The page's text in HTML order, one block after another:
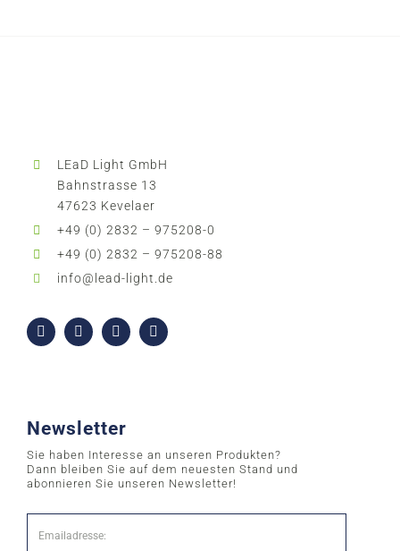
LEaD Light GmbH
Bahnstrasse 13
47623 Kevelaer
+49 (0) 2832 – 975208-0
+49 (0) 2832 – 975208-88
info@lead-light.de
Newsletter
Sie haben Interesse an unseren Produkten?
Dann bleiben Sie auf dem neuesten Stand und
abonnieren Sie unseren Newsletter!